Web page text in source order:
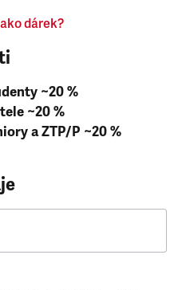
dárek?
~20 %
~20 %
a ZTP/P ~20 %